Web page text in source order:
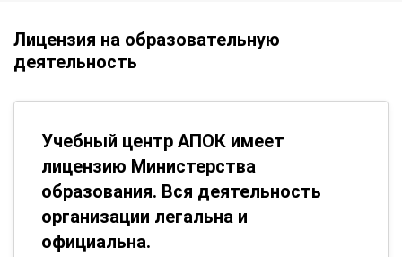
Лицензия на образовательную
деятельность
Учебный центр АПОК имеет
лицензию Министерства
образования. Вся деятельность
организации легальна и
официальна.